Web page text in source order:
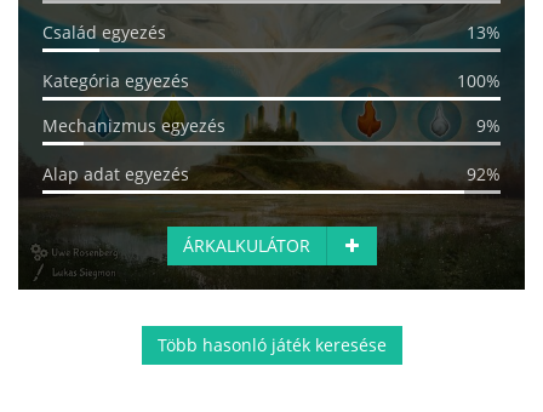
Család egyezés 13%
Kategória egyezés
100%
Mechanizmus egyezés
9%
Alap adat egyezés 92%
ÁRKALKULÁTOR
Több hasonló játék keresése